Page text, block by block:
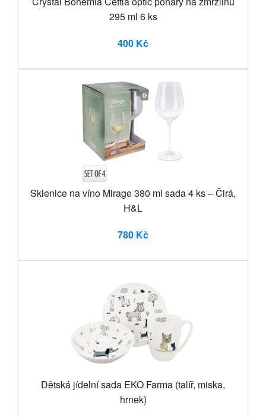
295 ml 6 ks
400 Kč
Sklenice na víno Mirage 380 ml sada 4 ks – Čirá,
H&L
780 Kč
Dětská jídelní sada EKO Farma (talíř, miska,
hrnek)